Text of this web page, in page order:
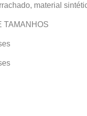
material
TAMANHOS